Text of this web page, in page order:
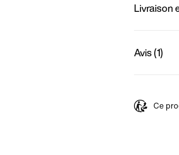
Livraison
Avis (1)
Ce